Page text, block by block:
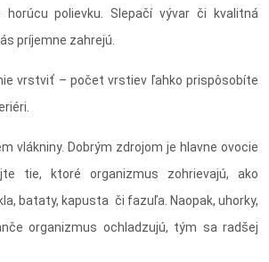
polievku. Slepačí vývar či kvalitná
príjemne zahrejú.
vrstviť – počet vrstiev ľahko prispôsobíte
vlákniny. Dobrým zdrojom je hlavne ovocie
tie, ktoré organizmus zohrievajú, ako
bataty, kapusta či fazuľa. Naopak, uhorky,
organizmus ochladzujú, tým sa radšej